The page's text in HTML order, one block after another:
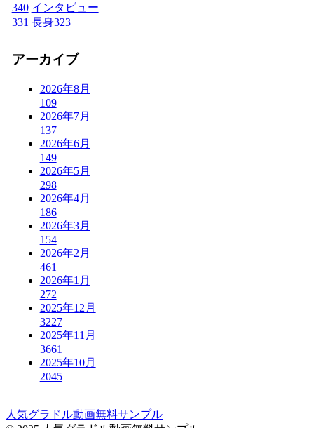
340 インタビュー
331 長身323
アーカイブ
2026年8月
109
2026年7月
137
2026年6月
149
2026年5月
298
2026年4月
186
2026年3月
154
2026年2月
461
2026年1月
272
2025年12月
3227
2025年11月
3661
2025年10月
2045
人気グラドル動画無料サンプル